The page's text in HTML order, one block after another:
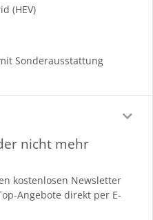
(HEV)
Sonderausstattung
nicht mehr
kostenlosen Newsletter
Angebote direkt per E-